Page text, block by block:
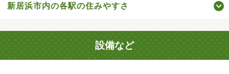
新居浜市内の各駅の住みやすさ
設備など